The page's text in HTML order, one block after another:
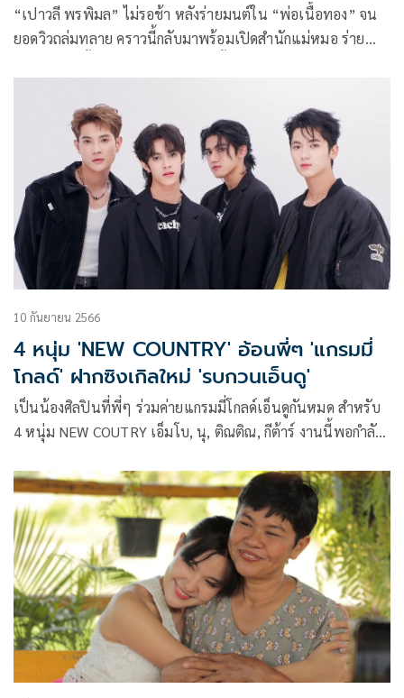
“เปาวลี พรพิมล” ไม่รอช้า หลังร่ายมนต์ใน “พ่อเนื้อทอง” จน
ยอดวิวถล่มทลาย คราวนี้กลับมาพร้อมเปิดสำนักแม่หมอ ร่าย
เป็นคนออกไอเดีย วางคอนเซ็ปท์เพลงด้วยตัวเอง และได้ “เจี๊ยบ
นิสา” มาเรียบเรียงเนื้อร้องทำนอง ถือเป็นการร่วมมือกันครั้งแรก
จนออกมาเป็นเพลงน่ารักจังหวะสนุกๆให้แฟนๆได้เต้นตามกัน
กับท่าเต้นสุดคิ้วท์ของสาวเปา
10 กันยายน 2566
4 หนุ่ม 'NEW COUNTRY' อ้อนพี่ๆ 'แกรมมี่
โกลด์' ฝากซิงเกิลใหม่ 'รบกวนเอ็นดู'
เป็นน้องศิลปินที่พี่ๆ ร่วมค่ายแกรมมี่โกลด์เอ็นดูกันหมด สำหรับ
4 หนุ่ม NEW COUTRY เอ็มโบ, นุ, ติณติณ, กีต้าร์ งานนี้พอกำลัง
ไทย”